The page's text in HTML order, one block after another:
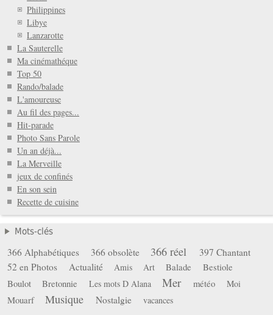
Philippines
Libye
Lanzarotte
La Sauterelle
Ma cinémathéque
Top 50
Rando/balade
L'amoureuse
Au fil des pages...
Hit-parade
Photo Sans Parole
Un an déjà...
La Merveille
jeux de confinés
En son sein
Recette de cuisine
Mots-clés
366 Alphabétiques 366 obsolète 366 réel
397 Chantant
52 en Photos
Actualité Amis Art Balade
Bestiole
Boulot
Bretonnie Les mots D Alana Mer météo Moi
Mouarf Musique Nostalgie
vacances